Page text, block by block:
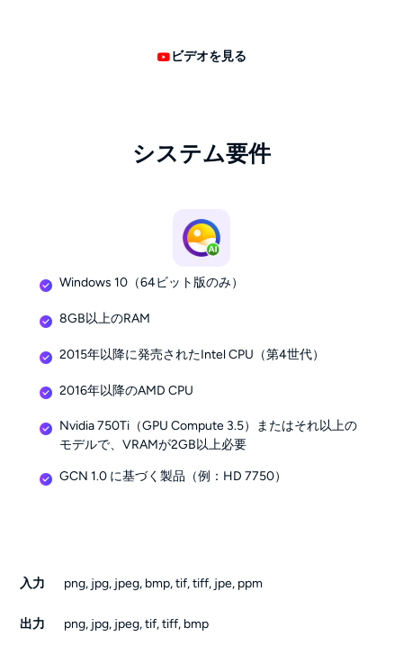
ビデオを見る
システム要件
Windows 10（64ビット版のみ）
8GB以上のRAM
2015年以降に発売されたIntel CPU（第4世代）
2016年以降のAMD CPU
Nvidia 750Ti（GPU Compute 3.5）またはそれ以上の
モデルで、VRAMが2GB以上必要
GCN 1.0 に基づく製品（例：HD 7750）
入力 png, jpg, jpeg, bmp, tif, tiff, jpe, ppm
出力 png, jpg, jpeg, tif, tiff, bmp